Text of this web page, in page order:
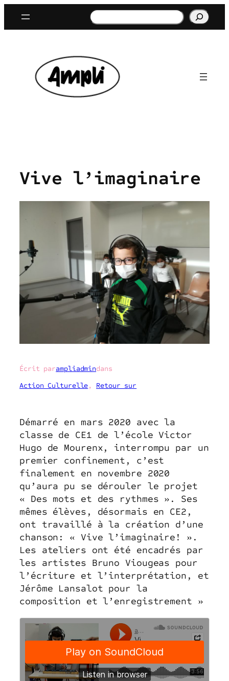
Rechercher
Vive l’imaginaire
Écrit parampliadmindans
Action Culturelle, Retour sur
Démarré en mars 2020 avec la
classe de CE1 de l’école Victor
Hugo de Mourenx, interrompu par un
premier confinement, c’est
finalement en novembre 2020
qu’aura pu se dérouler le projet
« Des mots et des rythmes ». Ses
mêmes élèves, désormais en CE2,
ont travaillé à la création d’une
chanson: « Vive l’imaginaire! ».
Les ateliers ont été encadrés par
les artistes Bruno Viougeas pour
l’écriture et l’interprétation, et
Jérôme Lansalot pour la
composition et l’enregistrement »